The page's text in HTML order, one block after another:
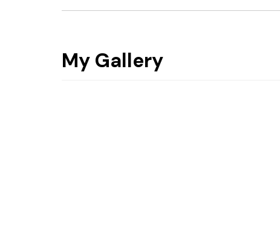
My Gallery